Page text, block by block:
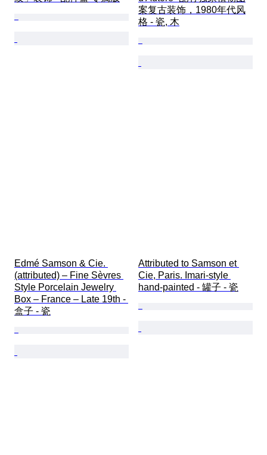
案复古装饰，1980年代风
格 - 瓷, 木
Edmé Samson & Cie.
(attributed) – Fine Sèvres
Style Porcelain Jewelry
Box – France – Late 19th -
盒子 - 瓷
Attributed to Samson et
Cie, Paris. Imari-style
hand-painted - 罐子 - 瓷